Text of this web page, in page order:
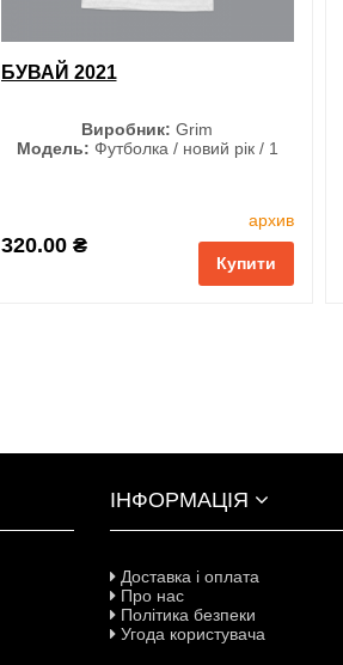
БУВАЙ 2021
Виробник: Grim
Модель: Футболка / новий рік / 1
320.00 ₴
архив
Купити
S
M
XXL
ІНФОРМАЦІЯ
Доставка і оплата
Про нас
Політика безпеки
Угода користувача